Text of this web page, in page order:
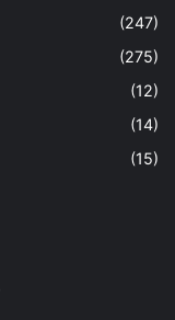
(247)
(275)
(12)
(14)
(15)